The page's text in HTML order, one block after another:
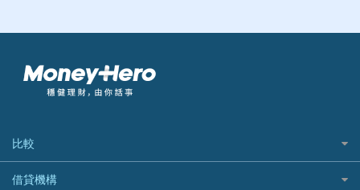
比較
私人貸款比較
借貸機構